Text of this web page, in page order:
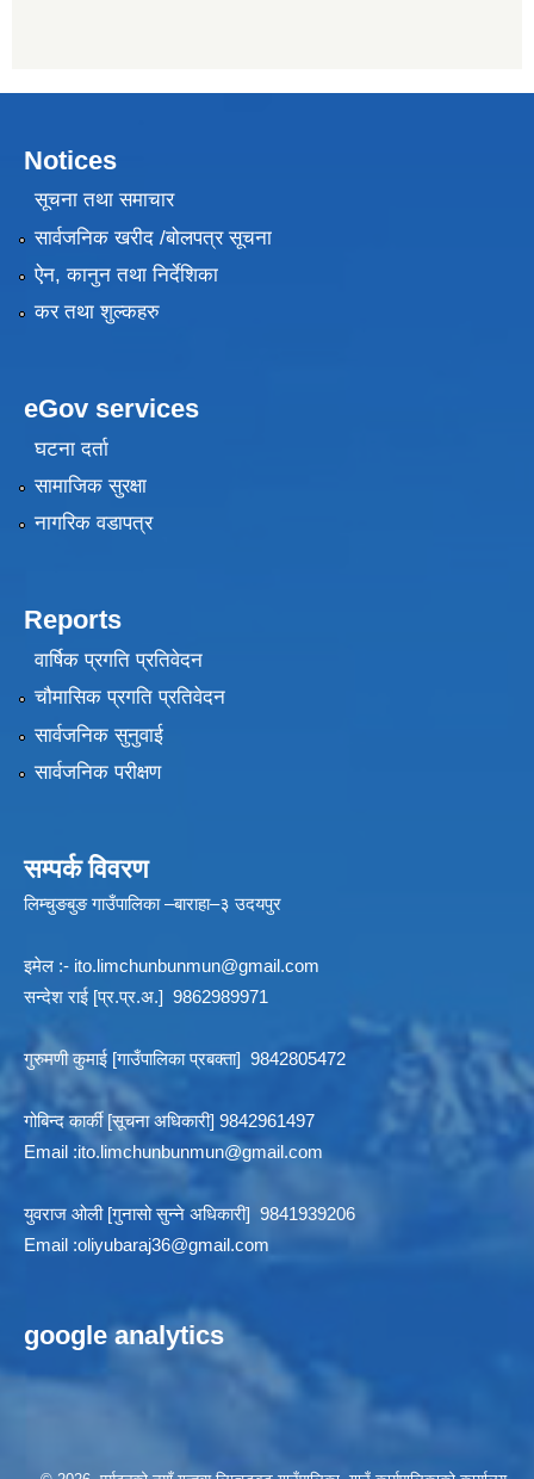
Notices
सूचना तथा समाचार
सार्वजनिक खरीद /बोलपत्र सूचना
ऐन, कानुन तथा निर्देशिका
कर तथा शुल्कहरु
eGov services
घटना दर्ता
सामाजिक सुरक्षा
नागरिक वडापत्र
Reports
वार्षिक प्रगति प्रतिवेदन
चौमासिक प्रगति प्रतिवेदन
सार्वजनिक सुनुवाई
सार्वजनिक परीक्षण
सम्पर्क विवरण
लिम्चुङबुङ गाउँपालिका –बाराहा–३ उदयपुर
इमेल :- ito.limchunbunmun@gmail.com
सन्देश राई [प्र.प्र.अ.] 9862989971
गुरुमणी कुमाई [गाउँपालिका प्रबक्ता] 9842805472
गोबिन्द कार्की [सूचना अधिकारी] 9842961497
Email :ito.limchunbunmun@gmail.com
युवराज ओली [गुनासो सुन्ने अधिकारी] 9841939206
Email :oliyubaraj36@gmail.com
google analytics